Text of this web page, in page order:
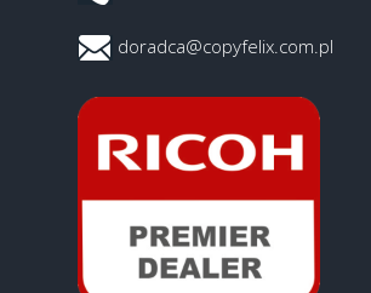
doradca@copyfelix.com.pl